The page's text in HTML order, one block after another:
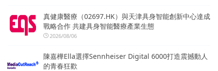
真健康醫療（02697.HK）與天津具身智能創新中心達成
戰略合作 共建具身智能醫療產業生態
2026/08/06
陳嘉樺Ella選擇Sennheiser Digital 6000打造震撼動人
的青春狂歡